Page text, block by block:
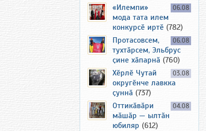
06.08
«Илемпи»
мода тата илем
конкурсӗ иртӗ (782)
06.08
Протасовсем,
тухтӑрсем, Эльбрус
ҫине хӑпарнӑ (760)
03.08
Хӗрлӗ Чутай
округӗнче лавкка
ҫуннӑ (737)
04.08
Оттикӑвӑри
мӑшӑр — ылтӑн
юбиляр (612)